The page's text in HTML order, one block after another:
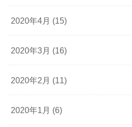
2020年4月 (15)
2020年3月 (16)
2020年2月 (11)
2020年1月 (6)